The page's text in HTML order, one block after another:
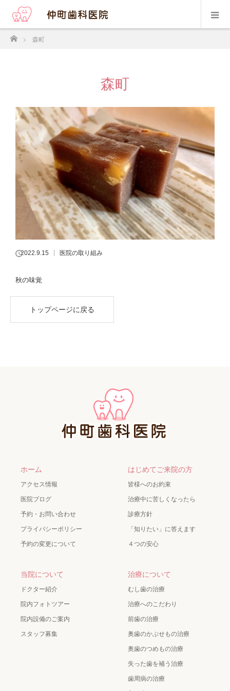
ホーム
森町
森町
2022.9.15 医院の取り組み
秋の味覚
トップページに戻る
ホーム
アクセス情報
医院ブログ
予約・お問い合わせ
プライバシーポリシー
予約の変更について
はじめてご来院の方
皆様へのお約束
治療中に苦しくなったら
診療方針
「知りたい」に答えます
４つの安心
当院について
ドクター紹介
院内フォトツアー
院内設備のご案内
スタッフ募集
治療について
むし歯の治療
治療へのこだわり
前歯の治療
奥歯のかぶせもの治療
奥歯のつめもの治療
失った歯を補う治療
歯周病の治療